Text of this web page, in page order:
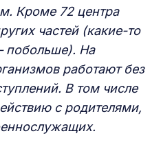
Кроме 72 центра
частей (какие-то
побольше). На
работают без
В том числе
с родителями,